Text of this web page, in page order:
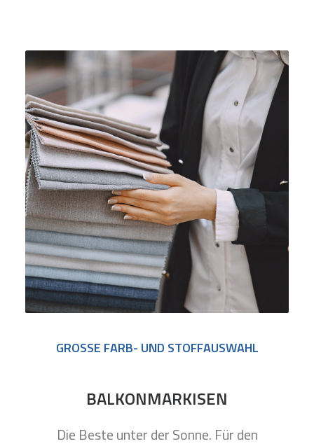
GROSSE FARB- UND STOFFAUSWAHL
BALKONMARKISEN
Die Beste unter der Sonne. Für den